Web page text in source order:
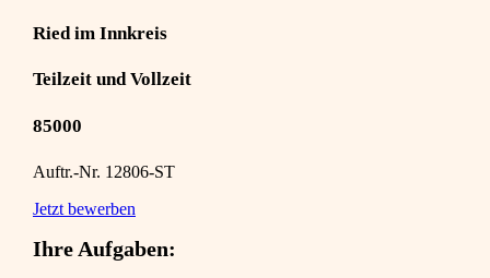
Ried im Innkreis
Teilzeit und Vollzeit
85000
Auftr.-Nr. 12806-ST
Jetzt bewerben
Ihre Aufgaben: